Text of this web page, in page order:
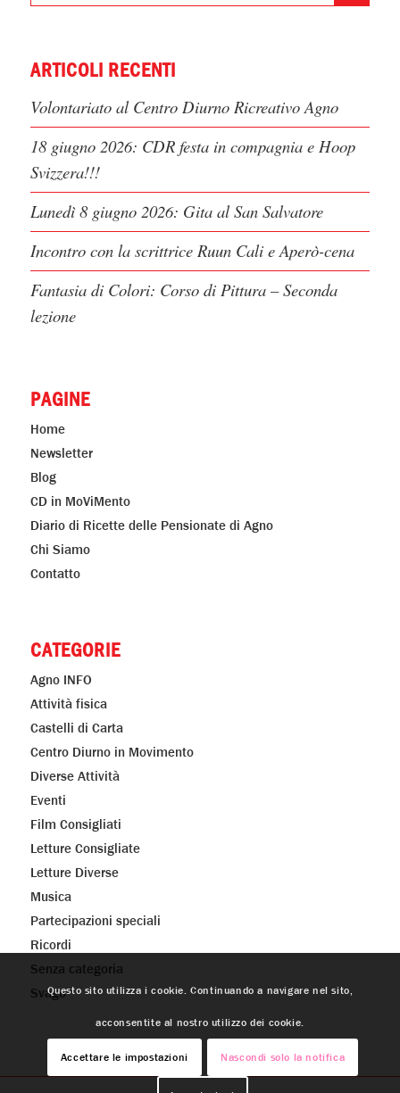
ARTICOLI RECENTI
Volontariato al Centro Diurno Ricreativo Agno
18 giugno 2026: CDR festa in compagnia e Hoop
Svizzera!!!
Lunedì 8 giugno 2026: Gita al San Salvatore
Incontro con la scrittrice Ruun Cali e Aperò-cena
Fantasia di Colori: Corso di Pittura – Seconda
lezione
PAGINE
Home
Newsletter
Blog
CD in MoViMento
Diario di Ricette delle Pensionate di Agno
Chi Siamo
Contatto
CATEGORIE
Agno INFO
Attività fisica
Castelli di Carta
Centro Diurno in Movimento
Diverse Attività
Eventi
Film Consigliati
Letture Consigliate
Letture Diverse
Musica
Partecipazioni speciali
Ricordi
Senza categoria
SvagoQuesto sito utilizza i cookie. Continuando a navigare nel sito,
acconsentite al nostro utilizzo dei cookie.
Accettare le impostazioni Nascondi solo la notifica